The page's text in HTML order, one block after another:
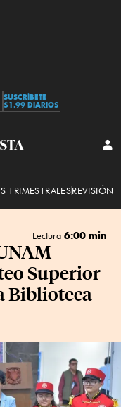
SUSCRÍBETE
$1.99 DIARIOS
TRIMESTRALESREVISIÓN
Lectura 6:00 min
Superior
Biblioteca